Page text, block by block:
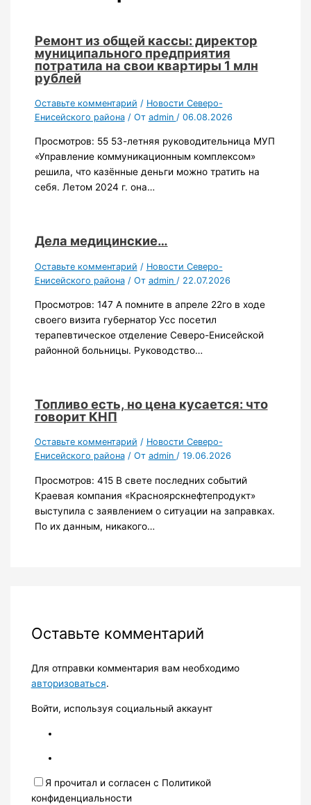
Ремонт из общей кассы: директор
муниципального предприятия
потратила на свои квартиры 1 млн
рублей
Оставьте комментарий / Новости Северо-
Енисейского района/ От admin / 06.08.2026
Просмотров: 55 53-летняя руководительница МУП
«Управление коммуникационным комплексом»
решила, что казённые деньги можно тратить на
себя. Летом 2024 г. она…
Дела медицинские…
Оставьте комментарий / Новости Северо-
Енисейского района/ От admin / 22.07.2026
Просмотров: 147 А помните в апреле 22го в ходе
своего визита губернатор Усс посетил
терапевтическое отделение Северо-Енисейской
районной больницы. Руководство…
Топливо есть, но цена кусается: что
говорит КНП
Оставьте комментарий / Новости Северо-
Енисейского района/ От admin / 19.06.2026
Просмотров: 415 В свете последних событий
Краевая компания «Красноярскнефтепродукт»
выступила с заявлением о ситуации на заправках.
По их данным, никакого…
Оставьте комментарий
Для отправки комментария вам необходимо
авторизоваться.
Войти, используя социальный аккаунт
Я прочитал и согласен с Политикой
конфиденциальности